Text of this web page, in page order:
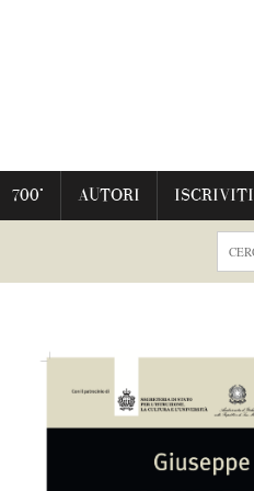
700° AUTORI ISCRIVITI